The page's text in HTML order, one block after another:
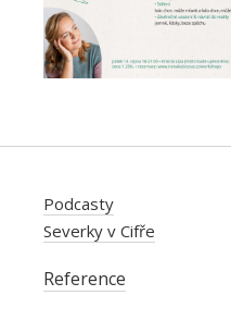
Podcasty
Severky v Cifře
Reference